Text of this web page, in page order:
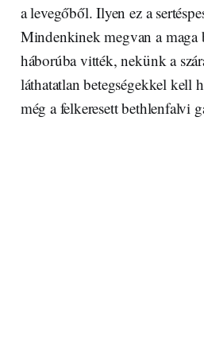
a levegőből. Ilyen ez a
Mindenkinek megvan a maga
háborúba vitték, nekünk a
láthatatlan betegségekkel kell
még a felkeresett bethlenfalvi